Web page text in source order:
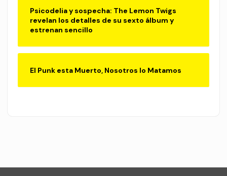
Psicodelia y sospecha: The Lemon Twigs
revelan los detalles de su sexto álbum y
estrenan sencillo
El Punk esta Muerto, Nosotros lo Matamos